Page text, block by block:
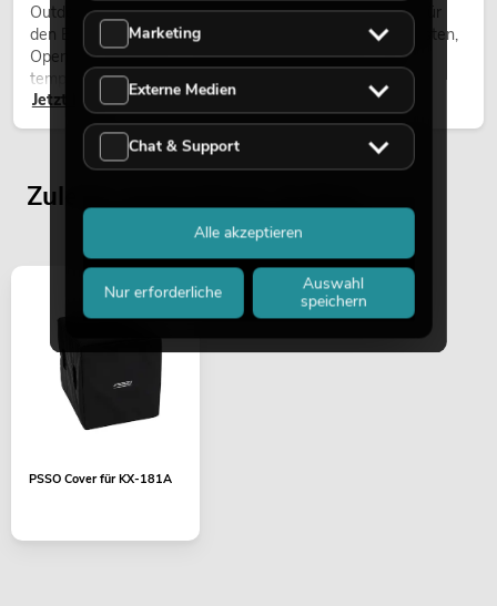
Outdoor Moving-Heads sind bewegliche Scheinwerfer für
den Einsatz im Freien. Sie werden bei Festivals, Stadtfesten,
Open-Air-Konzerten, Architekturinszenierungen und
temporären Außeninstallationen eingesetzt.
Jetzt lesen
Zuletzt angesehene Artikel
PSSO Cover für KX-181A
Marketing
Externe Medien
Chat & Support
Nur erforderliche
Auswahl
speichern
Alle akzeptieren